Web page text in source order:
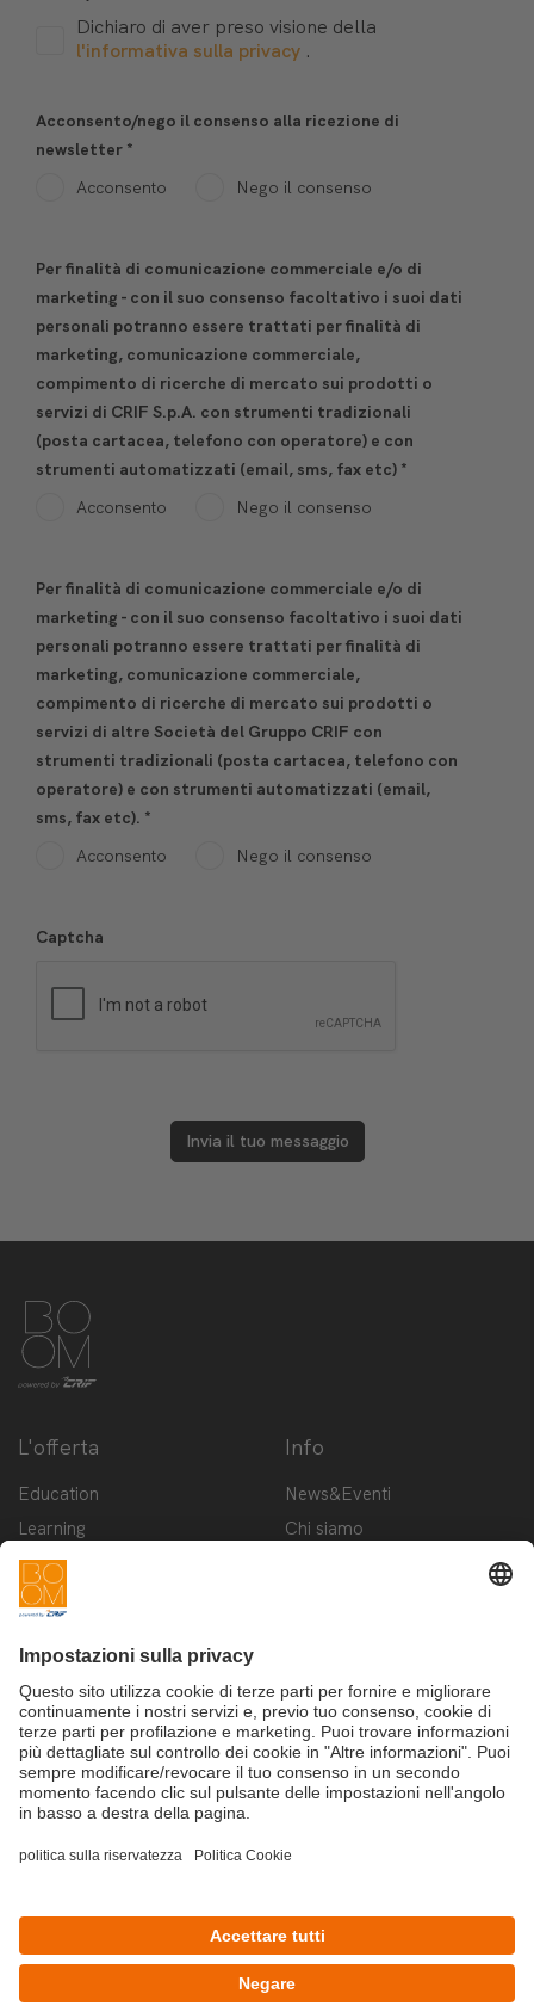
Dichiaro di aver preso visione della
l'informativa sulla privacy .
Acconsento/nego il consenso alla ricezione di
newsletter *
Acconsento
Nego il consenso
Per finalità di comunicazione commerciale e/o di
marketing - con il suo consenso facoltativo i suoi dati
personali potranno essere trattati per finalità di
marketing, comunicazione commerciale,
compimento di ricerche di mercato sui prodotti o
servizi di CRIF S.p.A. con strumenti tradizionali
(posta cartacea, telefono con operatore) e con
strumenti automatizzati (email, sms, fax etc) *
Acconsento
Nego il consenso
Per finalità di comunicazione commerciale e/o di
marketing - con il suo consenso facoltativo i suoi dati
personali potranno essere trattati per finalità di
marketing, comunicazione commerciale,
compimento di ricerche di mercato sui prodotti o
servizi di altre Società del Gruppo CRIF con
strumenti tradizionali (posta cartacea, telefono con
operatore) e con strumenti automatizzati (email,
sms, fax etc). *
Acconsento
Nego il consenso
Captcha
Invia il tuo messaggio
L'offerta
Education
Learning
Innovation
Startup
Info
News&Eventi
Chi siamo
Iscriviti alla newsletter BOOM
This site is protected by reCAPTCHA and the Google
©Copyright 2025 - CRIF S.p.A.
CRIF S.p.A.: Via della Beverara, 21 | 40131 Bologna | Italy